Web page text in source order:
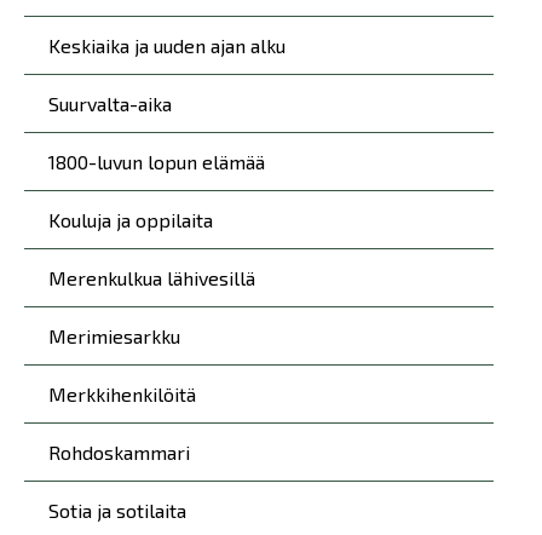
Keskiaika ja uuden ajan alku
Suurvalta-aika
1800-luvun lopun elämää
Kouluja ja oppilaita
Merenkulkua lähivesillä
Merimiesarkku
Merkkihenkilöitä
Rohdoskammari
Sotia ja sotilaita